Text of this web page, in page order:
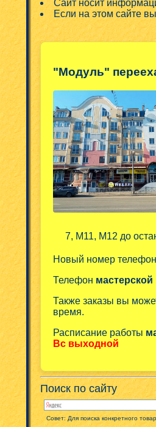
Сайт носит
Если на этом сайте
"Модуль"
7, М11, М12 до
Новый номер
Телефон
Также заказы вы
время.
Расписание работы
Вс выходной
Поиск по сайту
Совет: Для поиска конкретного